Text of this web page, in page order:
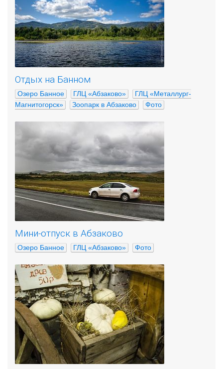
Отдых на Банном
Озеро Банное ГЛЦ «Абзаково»
ГЛЦ «Металлург-
Магнитогорск»
Зоопарк в Абзаково Фото
Мини-отпуск в Абзаково
Озеро Банное ГЛЦ «Абзаково» Фото